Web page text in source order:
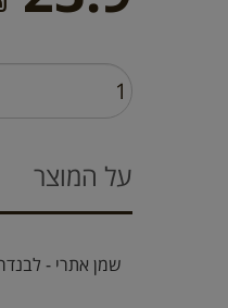
על המוצר
שמן אתרי -